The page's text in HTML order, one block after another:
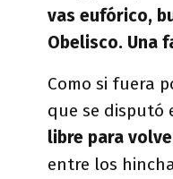
vas eufórico,
Obelisco. Una
Como si fuera
que se disputó
libre para
entre los